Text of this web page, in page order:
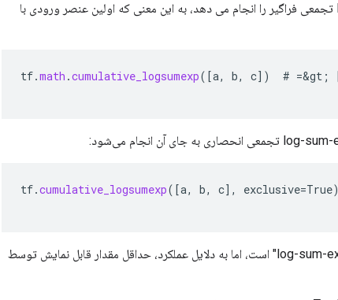
به طور پیش فرض، این عملیات یک log-sum-exp تجمعی فراگیر را انجام می دهد، به این معنی که اولین عنصر ورودی با
tf.math .cumulative_logsumexp( [a, b, c] ) # =&gt ;
tf.cumulative_logsumexp( [a, b, c] , exclusive=True)
توجه داشته باشید که عنصر خنثی عملیات log-sum-exp "-inf" است، اما به دلایل عملکرد، حداقل مقدار قابل نمایش توسط